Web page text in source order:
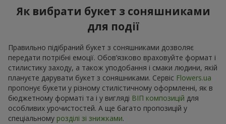
Як вибрати букет з соняшниками
для події
Правильно підібраний букет з соняшниками дозволяє
передати потрібні емоції. Обов’язково враховуйте формат і
стилистику заходу, а також уподобання і смаки людини, якій
плануєте дарувати букет з соняшниками. Сервіс Flowers.ua
пропонує букети у різному стилістичному оформленні, як в
бюджетному форматі та і у вигляді ВІП композицій для
особливих урочистостей. А ще багато пропозицій у
спеціальному розділі зі знижками.